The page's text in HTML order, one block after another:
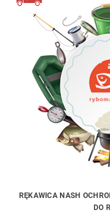
RĘKAWICA NASH
DO